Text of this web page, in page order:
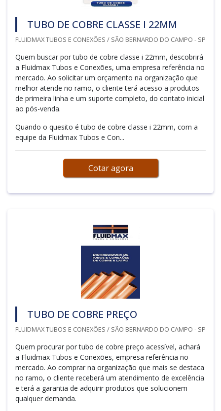
TUBO DE COBRE CLASSE I 22MM
FLUIDMAX TUBOS E CONEXÕES / SÃO BERNARDO DO CAMPO - SP
Quem buscar por tubo de cobre classe i 22mm, descobrirá
a Fluidmax Tubos e Conexões, uma empresa referência no
mercado. Ao solicitar um orçamento na organização que
melhor atende no ramo, o cliente terá acesso a produtos
de primeira linha e um suporte completo, do contato inicial
ao pós-venda.
Quando o quesito é tubo de cobre classe i 22mm, com a
equipe da Fluidmax Tubos e Con...
Cotar agora
TUBO DE COBRE PREÇO
FLUIDMAX TUBOS E CONEXÕES / SÃO BERNARDO DO CAMPO - SP
Quem procurar por tubo de cobre preço acessível, achará
a Fluidmax Tubos e Conexões, empresa referência no
mercado. Ao comprar na organização que mais se destaca
no ramo, o cliente receberá um atendimento de excelência
e terá a garantia de adquirir produtos que solucionem
qualquer demanda.